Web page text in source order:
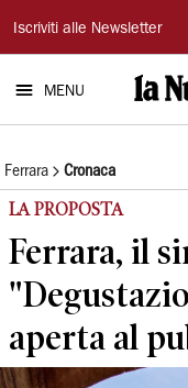
La
Nuova
Ferrara
Iscriviti alle Newsletter
MENU
Ferrara Cronaca
LA PROPOSTA
Ferrara, il
aperta al